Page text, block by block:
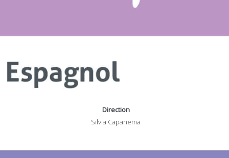
Direction
Silvia Capanema